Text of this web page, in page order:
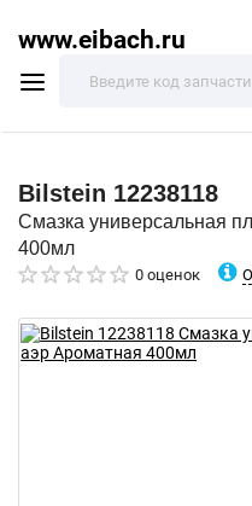
www.eibach.ru
Bilstein 12238118
Смазка универсальная
400мл
0 оценок